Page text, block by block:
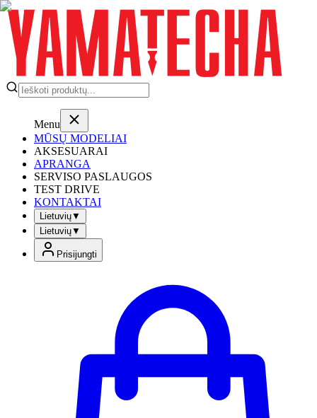
Menu
MŪSŲ MODELIAI
AKSESUARAI
APRANGA
SERVISO PASLAUGOS
TEST DRIVE
KONTAKTAI
Lietuvių▼
Lietuvių▼
Prisijungti